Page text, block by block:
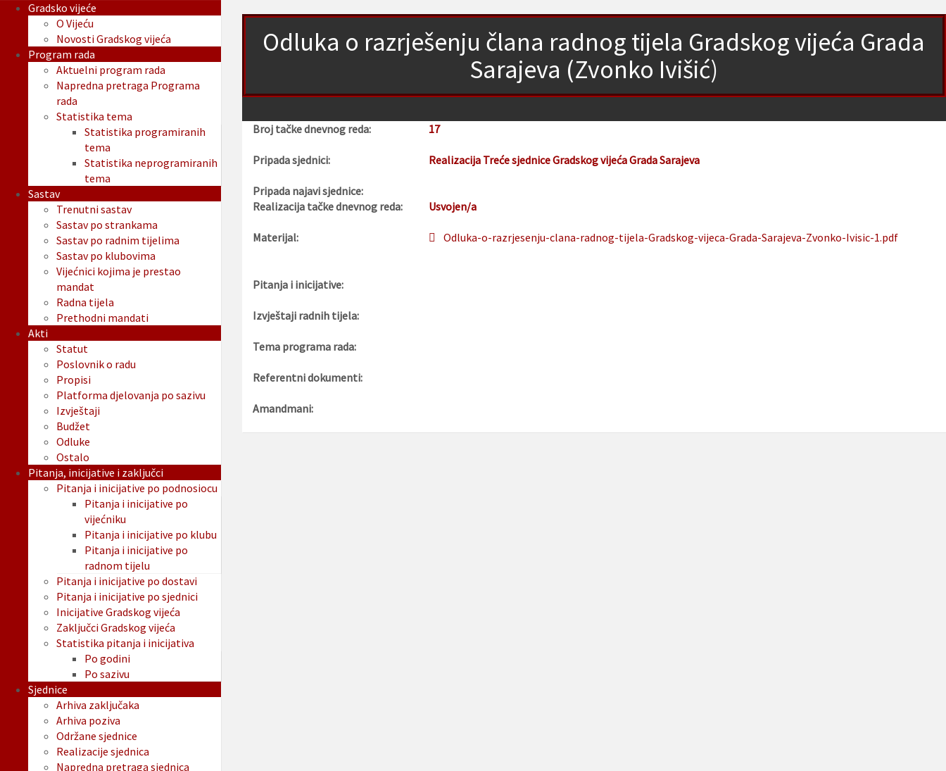
Odluka o razrješenju člana radnog tijela Gradskog vijeća Grada
Sarajeva (Zvonko Ivišić)
Broj tačke dnevnog reda: 17
Pripada sjednici: Realizacija Treće sjednice Gradskog vijeća Grada Sarajeva
Pripada najavi sjednice:
Realizacija tačke dnevnog reda:
Usvojen/a
Materijal: Odluka-o-razrjesenju-clana-radnog-tijela-Gradskog-vijeca-Grada-Sarajeva-Zvonko-Ivisic-1.pdf
Pitanja i inicijative:
Izvještaji radnih tijela:
Tema programa rada:
Referentni dokumenti:
Amandmani:
Gradsko vijeće
O Vijeću
Novosti Gradskog vijeća
Program rada
Aktuelni program rada
Napredna pretraga Programa
rada
Statistika tema
Statistika programiranih
tema
Statistika neprogramiranih
tema
Sastav
Trenutni sastav
Sastav po strankama
Sastav po radnim tijelima
Sastav po klubovima
Vijećnici kojima je prestao
mandat
Radna tijela
Prethodni mandati
Akti
Statut
Poslovnik o radu
Propisi
Platforma djelovanja po sazivu
Izvještaji
Budžet
Odluke
Ostalo
Pitanja, inicijative i zaključci
Pitanja i inicijative po podnosiocu
Pitanja i inicijative po
vijećniku
Pitanja i inicijative po klubu
Pitanja i inicijative po
radnom tijelu
Pitanja i inicijative po dostavi
Pitanja i inicijative po sjednici
Inicijative Gradskog vijeća
Zaključci Gradskog vijeća
Statistika pitanja i inicijativa
Po godini
Po sazivu
Sjednice
Arhiva zaključaka
Arhiva poziva
Održane sjednice
Realizacije sjednica
Napredna pretraga sjednica